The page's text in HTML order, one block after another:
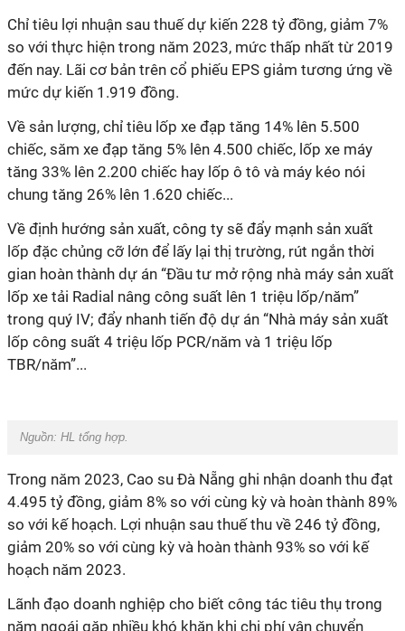
Chỉ tiêu lợi nhuận sau thuế dự kiến 228 tỷ đồng, giảm 7%
so với thực hiện trong năm 2023, mức thấp nhất từ 2019
đến nay. Lãi cơ bản trên cổ phiếu EPS giảm tương ứng về
mức dự kiến 1.919 đồng.
Về sản lượng, chỉ tiêu lốp xe đạp tăng 14% lên 5.500
chiếc, săm xe đạp tăng 5% lên 4.500 chiếc, lốp xe máy
tăng 33% lên 2.200 chiếc hay lốp ô tô và máy kéo nói
chung tăng 26% lên 1.620 chiếc...
Về định hướng sản xuất, công ty sẽ đẩy mạnh sản xuất
lốp đặc chủng cỡ lớn để lấy lại thị trường, rút ngắn thời
gian hoàn thành dự án “Đầu tư mở rộng nhà máy sản xuất
lốp xe tải Radial nâng công suất lên 1 triệu lốp/năm”
trong quý IV; đẩy nhanh tiến độ dự án “Nhà máy sản xuất
lốp công suất 4 triệu lốp PCR/năm và 1 triệu lốp
TBR/năm”...
Nguồn: HL tổng hợp.
Trong năm 2023, Cao su Đà Nẵng ghi nhận doanh thu đạt
4.495 tỷ đồng, giảm 8% so với cùng kỳ và hoàn thành 89%
so với kế hoạch. Lợi nhuận sau thuế thu về 246 tỷ đồng,
giảm 20% so với cùng kỳ và hoàn thành 93% so với kế
hoạch năm 2023.
Lãnh đạo doanh nghiệp cho biết công tác tiêu thụ trong
năm ngoái gặp nhiều khó khăn khi chi phí vận chuyển